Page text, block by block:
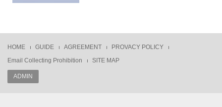
HOME GUIDE AGREEMENT
PROVACY POLICY
Email Collecting Prohibition
SITE MAP
ADMIN